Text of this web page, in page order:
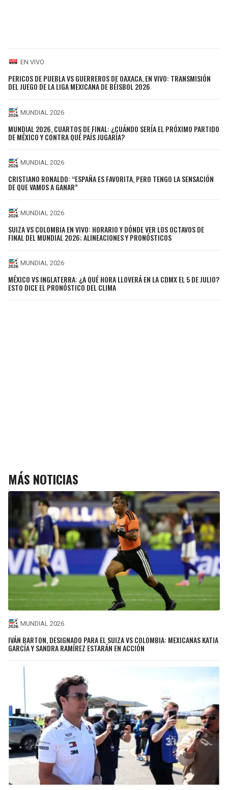
EN VIVO
PERICOS DE PUEBLA VS GUERREROS DE OAXACA, EN VIVO: TRANSMISIÓN
DEL JUEGO DE LA LIGA MEXICANA DE BÉISBOL 2026
MUNDIAL 2026
MUNDIAL 2026, CUARTOS DE FINAL: ¿CUÁNDO SERÍA EL PRÓXIMO PARTIDO
DE MÉXICO Y CONTRA QUÉ PAÍS JUGARÍA?
MUNDIAL 2026
CRISTIANO RONALDO: “ESPAÑA ES FAVORITA, PERO TENGO LA SENSACIÓN
DE QUE VAMOS A GANAR”
MUNDIAL 2026
SUIZA VS COLOMBIA EN VIVO: HORARIO Y DÓNDE VER LOS OCTAVOS DE
FINAL DEL MUNDIAL 2026; ALINEACIONES Y PRONÓSTICOS
MUNDIAL 2026
MÉXICO VS INGLATERRA: ¿A QUÉ HORA LLOVERÁ EN LA CDMX EL 5 DE JULIO?
ESTO DICE EL PRONÓSTICO DEL CLIMA
MÁS NOTICIAS
MUNDIAL 2026
IVÁN BARTON, DESIGNADO PARA EL SUIZA VS COLOMBIA: MEXICANAS KATIA
GARCÍA Y SANDRA RAMÍREZ ESTARÁN EN ACCIÓN